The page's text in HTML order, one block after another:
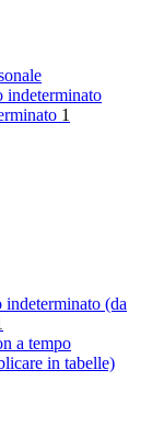
indeterminato
1
indeterminato (da
a tempo
in tabelle)